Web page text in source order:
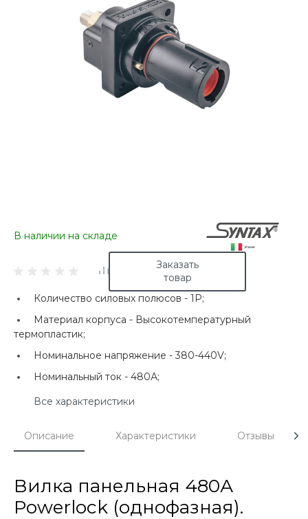
В наличии на складе
Заказать
товар
Количество силовых полюсов - 1P;
Материал корпуса - Высокотемпературный
термопластик;
Номинальное напряжение - 380-440V;
Номинальный ток - 480А;
Все характеристики
Описание Характеристики Отзывы
Вилка панельная 480А
Powerlock (однофазная).